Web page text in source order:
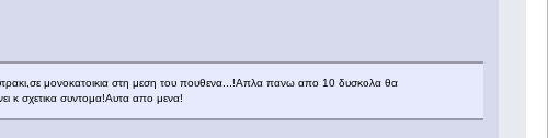
μονοκατοικια στη μεση του πουθενα...!Απλα πανω απο 10 δυσκολα θα
κ σχετικα συντομα!Αυτα απο μενα!